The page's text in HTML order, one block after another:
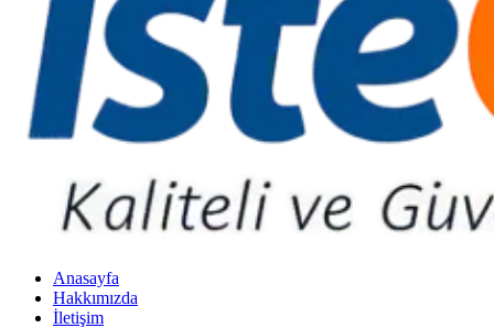
Anasayfa
Hakkımızda
İletişim